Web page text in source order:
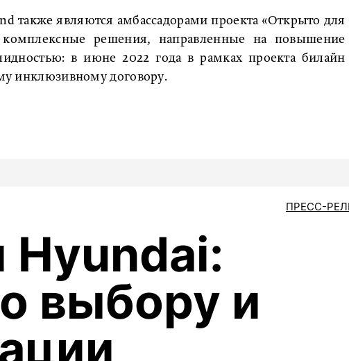
также являются амбассадорами проекта «Открыто для
комплексные решения, направленные на повышение
в июне 2022 года в рамках проекта билайн
инклюзивному договору.
ПРЕСС-
Hyundai:
выбору и